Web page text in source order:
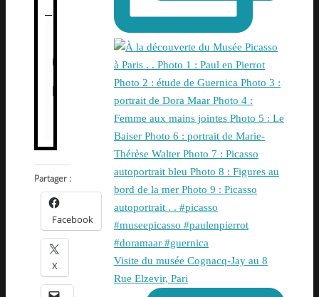
Partager :
Facebook
X
Visite du musée Cognacq-Jay au 8
Rue Elzevir, Pari